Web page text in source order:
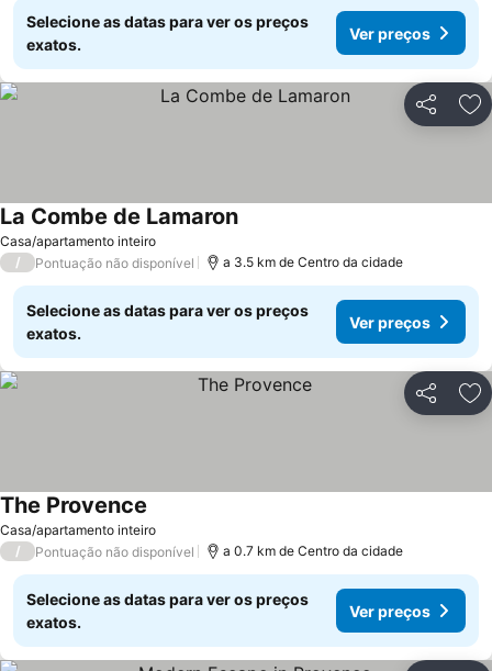
Selecione as datas para ver os preços
exatos.
Ver preços
Partilhar
Casa/apartamento inteiro
La Combe de LamaronVer preços
/ Pontuação não disponível a 3.5 km de Centro da cidade
Selecione as datas para ver os preços
exatos.
Ver preços
Partilhar
Casa/apartamento inteiro
The Provence
/ Pontuação não disponível a 0.7 km de Centro da cidade
Selecione as datas para ver os preços
exatos.
Ver preços